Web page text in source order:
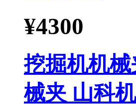
¥4300
挖掘机机
械夹 山科